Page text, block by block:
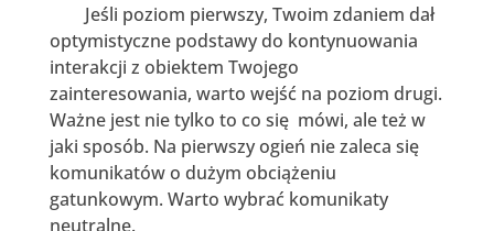
Jeśli poziom pierwszy, Twoim zdaniem dał
optymistyczne podstawy do kontynuowania
interakcji z obiektem Twojego
zainteresowania, warto wejść na poziom drugi.
Ważne jest nie tylko to co się mówi, ale też w
jaki sposób. Na pierwszy ogień nie zaleca się
komunikatów o dużym obciążeniu
gatunkowym. Warto wybrać komunikaty
neutralne.